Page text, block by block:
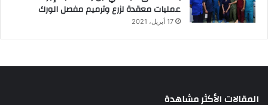
عمليات معقدة لزرع وترميم مفصل الورك
17 أبريل، 2021
المقالات الأكثر مشاهدة